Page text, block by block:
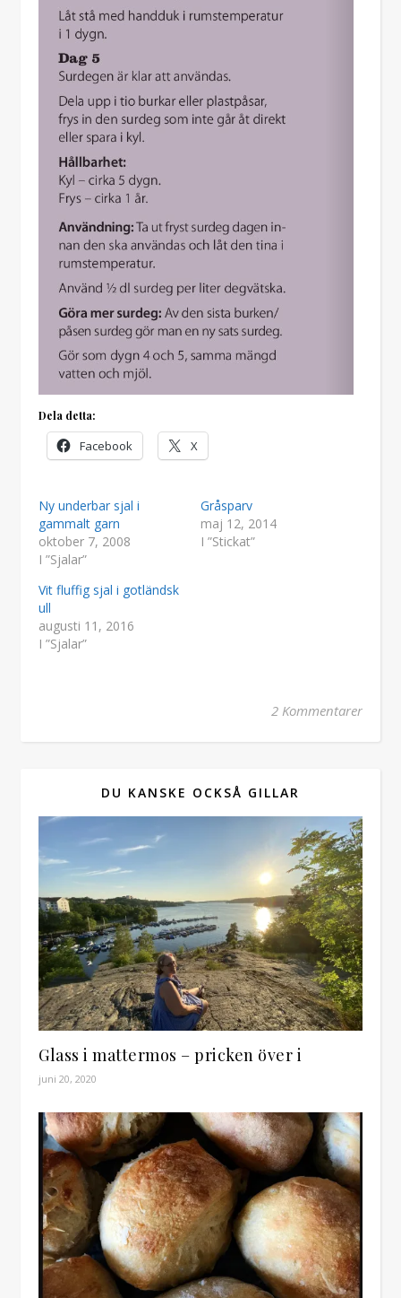
Dela detta:
Facebook X
Ny underbar sjal i
gammalt garn
oktober 7, 2008
I ”Sjalar”
Gråsparv
maj 12, 2014
I ”Stickat”
Vit fluffig sjal i gotländsk
ull
augusti 11, 2016
I ”Sjalar”
2 Kommentarer
DU KANSKE OCKSÅ GILLAR
Glass i mattermos – pricken över i
juni 20, 2020